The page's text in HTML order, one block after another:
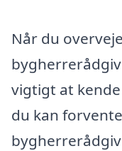
Når du
vigtigt at
du kan